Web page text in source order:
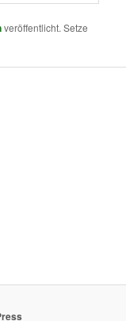
veröffentlicht. Setze